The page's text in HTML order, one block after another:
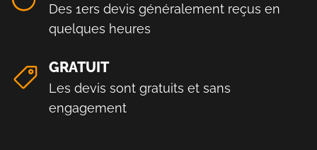
Des 1ers devis généralement reçus en
quelques heures
GRATUIT
Les devis sont gratuits et sans
engagement